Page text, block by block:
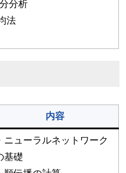
分析
法
内容
ニューラルネットワーク
基礎